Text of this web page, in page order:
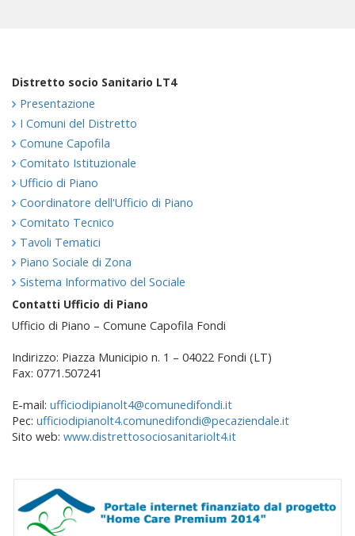
Distretto socio Sanitario LT4
Presentazione
I Comuni del Distretto
Comune Capofila
Comitato Istituzionale
Ufficio di Piano
Coordinatore dell'Ufficio di Piano
Comitato Tecnico
Tavoli Tematici
Piano Sociale di Zona
Sistema Informativo del Sociale
Contatti Ufficio di Piano
Ufficio di Piano – Comune Capofila Fondi
Indirizzo: Piazza Municipio n. 1 – 04022 Fondi (LT)
Fax: 0771.507241
E-mail: ufficiodipianolt4@comunedifondi.it
Pec: ufficiodipianolt4.comunedifondi@pecaziendale.it
Sito web: www.distrettosociosanitariolt4.it